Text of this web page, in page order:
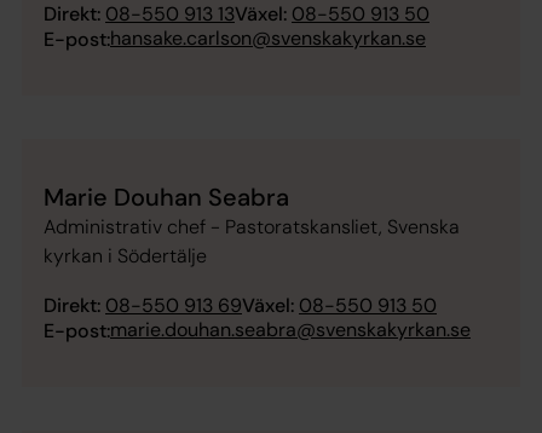
Direkt: 08-550 913 13Växel: 08-550 913 50
E-post:hansake.carlson@svenskakyrkan.se
Marie Douhan Seabra
Administrativ chef - Pastoratskansliet, Svenska
kyrkan i Södertälje
Direkt: 08-550 913 69Växel: 08-550 913 50
E-post:marie.douhan.seabra@svenskakyrkan.se